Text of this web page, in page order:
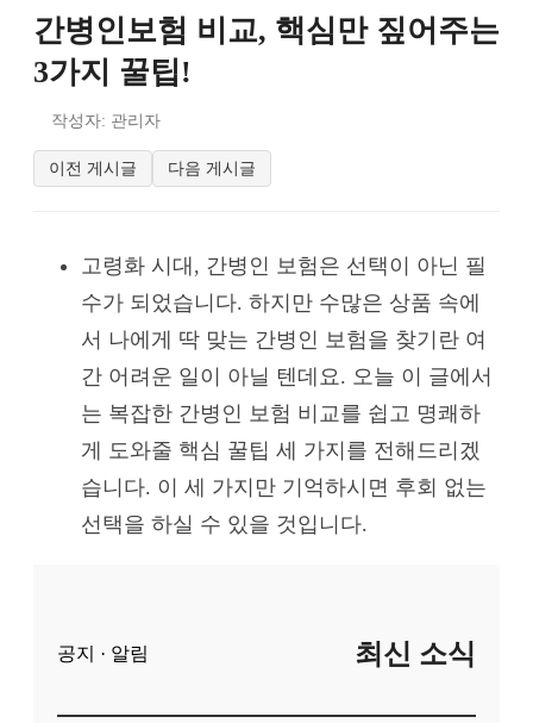
간병인보험 비교, 핵심만 짚어주는
3가지 꿀팁!
작성자: 관리자
이전 게시글 다음 게시글
고령화 시대, 간병인 보험은 선택이 아닌 필
수가 되었습니다. 하지만 수많은 상품 속에
서 나에게 딱 맞는 간병인 보험을 찾기란 여
간 어려운 일이 아닐 텐데요. 오늘 이 글에서
는 복잡한 간병인 보험 비교를 쉽고 명쾌하
게 도와줄 핵심 꿀팁 세 가지를 전해드리겠
습니다. 이 세 가지만 기억하시면 후회 없는
선택을 하실 수 있을 것입니다.
공지 · 알림 최신 소식